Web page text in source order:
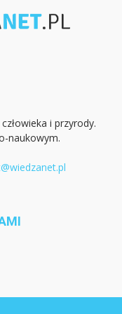
i przyrody.
naukowym.